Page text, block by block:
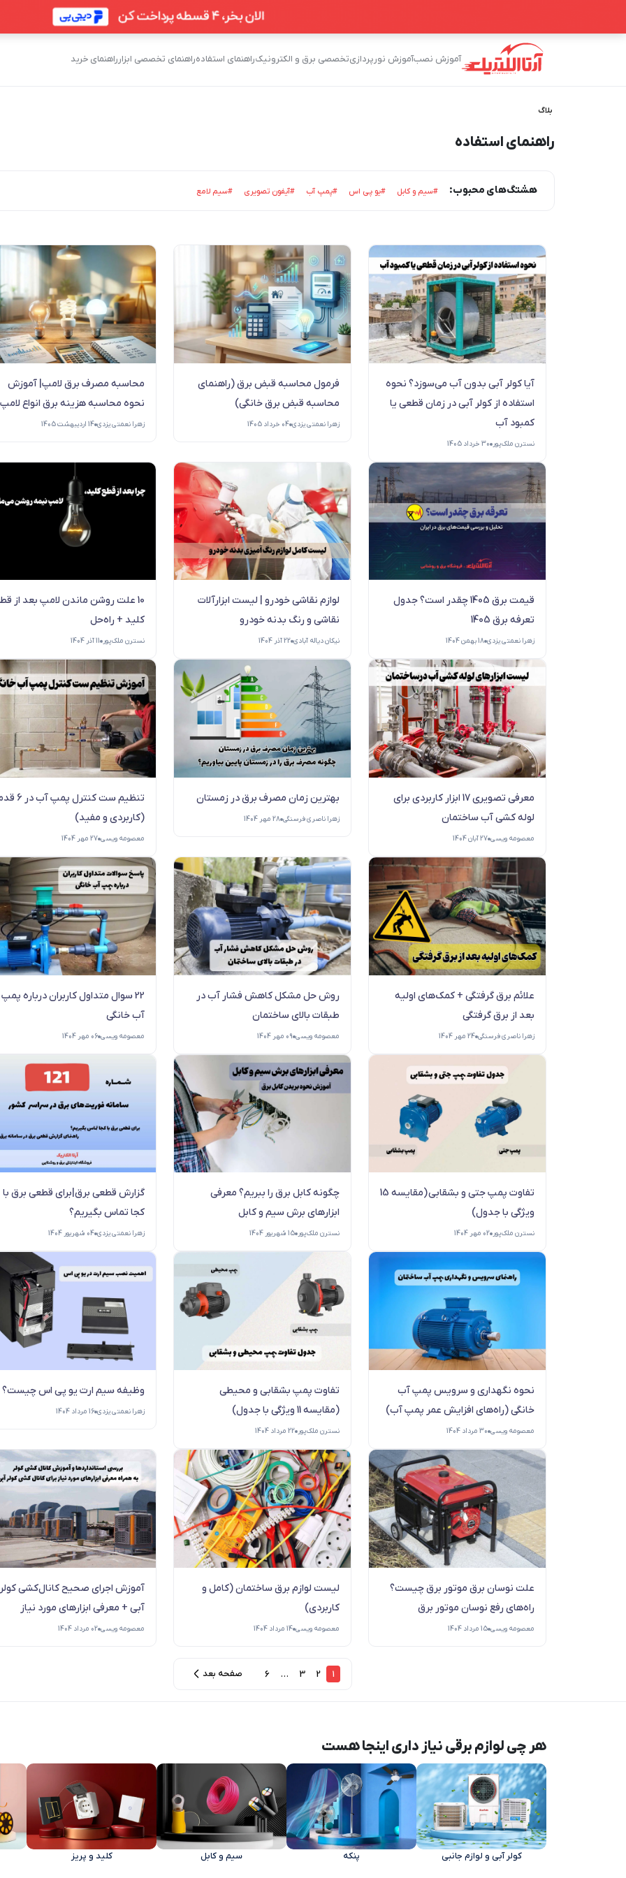
آموزش نصبآموزش نورپردازیتخصصی برق و الکترونیکراهنمای استفادهراهنمای تخصصی ابزارراهنمای خرید
بلاگ
راهنمای استفاده
هشتگ‌های محبوب: #سیم و کابل #یو پی اس #پمپ آب #آیفون تصویری #سیم لامع
آیا کولر آبی بدون آب می‌سوزد؟ نحوه
استفاده از کولر آبی در زمان قطعی یا
کمبود آب
نسترن ملک‌پور 30 خرداد 1405
فرمول محاسبه قبض برق (راهنمای
محاسبه قبض برق خانگی)
زهرا نعمتی یزدی 04 خرداد 1405
محاسبه مصرف برق لامپ| آموزش
نحوه محاسبه هزینه برق انواع لامپ
زهرا نعمتی یزدی 14 اردیبهشت 1405
قیمت برق 1405 چقدر است؟ جدول
تعرفه برق 1405
زهرا نعمتی یزدی 18 بهمن 1404
لوازم نقاشی خودرو | لیست ابزارآلات
نقاشی و رنگ بدنه خودرو
نیکان دیاله آبادی 22 آذر 1404
10 علت روشن ماندن لامپ بعد از
کلید + راه‌حل
نسترن ملک‌پور 11 آذر 1404
معرفی تصویری 17 ابزار کاربردی برای
لوله ‌کشی آب ساختمان
معصومه ویسی 27 آبان 1404
بهترین زمان مصرف برق در زمستان
زهرا ناصری فرسنگی 28 مهر 1404
تنظیم ست کنترل پمپ
(کاربردی و مفید)
معصومه ویسی 27 مهر 1404
علائم برق گرفتگی + کمک‌های اولیه
بعد از برق گرفتگی
زهرا ناصری فرسنگی 24 مهر 1404
روش حل مشکل کاهش فشار آب در
طبقات بالای ساختمان
معصومه ویسی 09 مهر 1404
22 سوال متداول کاربران درباره پمپ
آب خانگی
معصومه ویسی 06 مهر 1404
تفاوت پمپ جتی و بشقابی (مقایسه 15
ویژگی با جدول)
نسترن ملک‌پور 02 مهر 1404
چگونه کابل برق را ببریم؟ معرفی
ابزارهای برش سیم و کابل
نسترن ملک‌پور 15 شهریور 1404
گزارش قطعی برق|برای قطعی برق با
کجا تماس بگیریم؟
زهرا نعمتی یزدی 04 شهریور 1404
نحوه نگهداری و سرویس پمپ آب
خانگی (راه‌های افزایش عمر پمپ آب)
معصومه ویسی 30 مرداد 1404
تفاوت پمپ بشقابی و محیطی
(مقایسه 11 ویژگی با جدول)
نسترن ملک‌پور 22 مرداد 1404
وظیفه سیم ارت یو پی اس چیست؟
زهرا نعمتی یزدی 16 مرداد 1404
علت نوسان برق موتور برق چیست؟
راه‌های رفع نوسان موتور برق
معصومه ویسی 15 مرداد 1404
لیست لوازم برق ساختمان (کامل و
کاربردی)
معصومه ویسی 14 مرداد 1404
آموزش اجرای صحیح کانا‌ل‌کشی کولر
آبی + معرفی ابزارهای مورد نیاز
معصومه ویسی 02 مرداد 1404
1
2
3
…
6 صفحه بعد
هر چی لوازم برقی نیاز داری اینجا هست
کولر آبی و لوازم جانبی‌ پنکه‌ سیم و کابل‌ کلید و پریز‌